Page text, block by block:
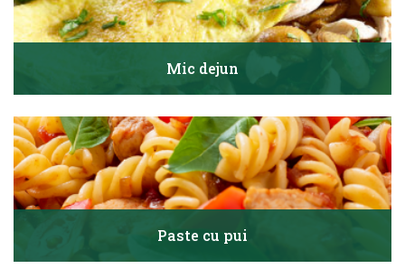
Mic dejun
Paste cu pui